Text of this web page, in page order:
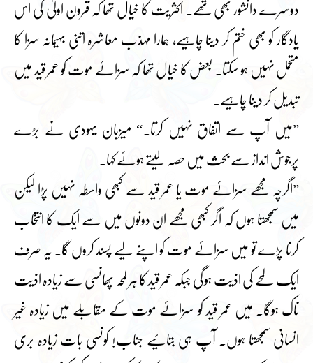
دوسرے دانشور بھی تھے۔ اکثریت کا خیال تھا کہ قرون اولیٰ کی اس
یادگار کو بھی ختم کر دینا چاہیے، ہمارا مہذب معاشرہ اتنی بہیمانہ سزا کا
متحمل نہیں ہو سکتا۔ بعض کا خیال تھا کہ سزائے موت کو عمر قید میں
تبدیل کر دینا چاہیے۔
”میں آپ سے اتفاق نہیں کرتا۔“ میزبان یہودی نے بڑے
پرجوش انداز سے بحث میں حصہ لیتے ہوئے کہا۔
”اگرچہ مجھے سزائے موت یا عمر قید سے کبھی واسطہ نہیں پڑا لیکن
میں سمجھتا ہوں کہ اگر کبھی مجھے ان دونوں میں سے ایک کا انتخاب
کرنا پڑے تو میں سزائے موت کو اپنے لیے پسند کروں گا۔ یہ صرف
ایک لمحے کی اذیت ہوگی جبکہ عمر قید کا ہر لمحہ پھانسی سے زیادہ اذیت
ناک ہوگا۔ میں عمر قید کو سزائے موت کے مقابلے میں زیادہ غیر
انسانی سمجھتا ہوں۔ آپ ہی بتائیے جناب! کونسی بات زیادہ بری